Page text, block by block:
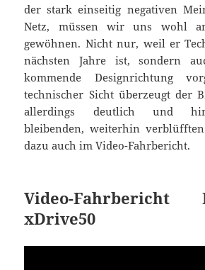
der stark einseitig negativen
Netz, müssen wir uns wohl
gewöhnen. Nicht nur, weil er
nächsten Jahre ist, sondern
kommende Designrichtung
technischer Sicht überzeugt der
allerdings deutlich und
bleibenden, weiterhin
dazu auch im Video-Fahrbericht.
Video-
xDrive50